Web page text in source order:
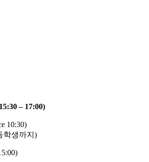
– 17:00)
10:30)
학생까지)